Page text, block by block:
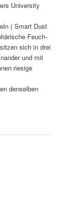
Uni­ver­si­ty
( Smart Dust
Feuch­
sich in drei
und mit
rie­si­ge
den­sel­ben